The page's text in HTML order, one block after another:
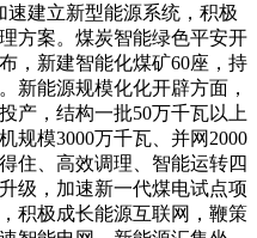
建立新型能源系统，积极
方案。煤炭智能绿色平安开
，新建智能化煤矿60座，持
新能源规模化化开辟方面，
产，结构一批50万千瓦以上
规模3000万千瓦、并网2000
住、高效调理、智能运转四
级，加速新一代煤电试点项
积极成长能源互联网，鞭策